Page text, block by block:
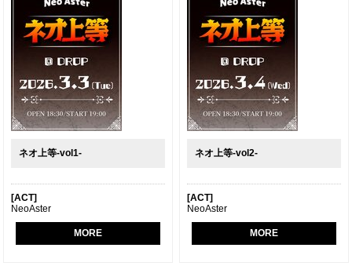
ネオ上等-vol1-
[ACT]
NeoAster
MORE
ネオ上等-vol2-
[ACT]
NeoAster
MORE